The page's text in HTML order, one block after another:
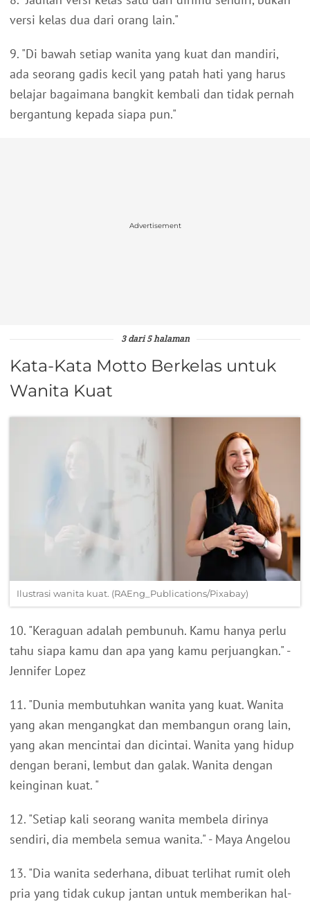
versi kelas dua dari orang lain."
9. "Di bawah setiap wanita yang kuat dan mandiri,
ada seorang gadis kecil yang patah hati yang harus
belajar bagaimana bangkit kembali dan tidak pernah
bergantung kepada siapa pun."
Advertisement
3 dari 5 halaman
Kata-Kata Motto Berkelas untuk
Wanita Kuat
Ilustrasi wanita kuat. (RAEng_Publications/Pixabay)
10. "Keraguan adalah pembunuh. Kamu hanya perlu
tahu siapa kamu dan apa yang kamu perjuangkan." -
Jennifer Lopez
11. "Dunia membutuhkan wanita yang kuat. Wanita
yang akan mengangkat dan membangun orang lain,
yang akan mencintai dan dicintai. Wanita yang hidup
dengan berani, lembut dan galak. Wanita dengan
keinginan kuat. "
12. "Setiap kali seorang wanita membela dirinya
sendiri, dia membela semua wanita." - Maya Angelou
13. "Dia wanita sederhana, dibuat terlihat rumit oleh
pria yang tidak cukup jantan untuk memberikan hal-